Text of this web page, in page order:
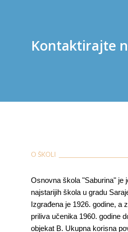
Kontaktirajte
O ŠKOLI
Osnovna škola "Saburina" je
najstarijih škola u gradu
Izgrađena je 1926. godine, a
priliva učenika 1960. godine
objekat B. Ukupna korisna